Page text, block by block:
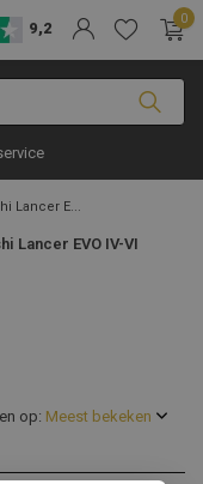
9,2
0
Lancer E...
Lancer EVO IV-VI
op: